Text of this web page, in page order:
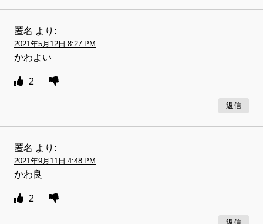
匿名 より:
2021年5月12日 8:27 PM
かわよい
2
返信
匿名 より:
2021年9月11日 4:48 PM
かわ良
2